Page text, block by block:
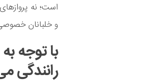
است؛ نه
و خلبانان
با توجه
رانندگی